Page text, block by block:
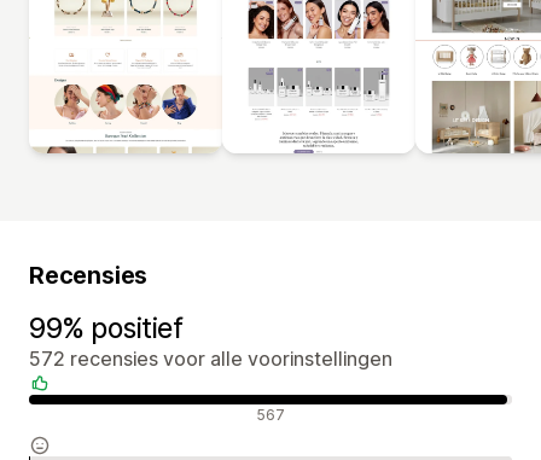
Recensies
99% positief
572 recensies voor alle voorinstellingen
Positieve recensies 567